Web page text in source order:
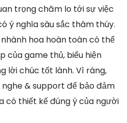
trọng chăm lo tới sự việc
ý nghĩa sâu sắc thâm thúy.
hoa hoàn toàn có thể
của game thủ, biểu hiện
lời chúc tốt lành. Vì ráng,
& support để bảo đảm
có thiết kế đúng ý của người